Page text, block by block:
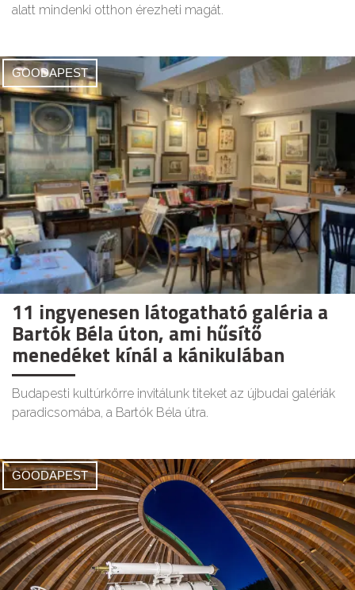
alatt mindenki otthon érezheti magát.
GOODAPEST
11 ingyenesen látogatható galéria a
Bartók Béla úton, ami hűsítő
menedéket kínál a kánikulában
Budapesti kultúrkörre invitálunk titeket az újbudai galériák
paradicsomába, a Bartók Béla útra.
GOODAPEST